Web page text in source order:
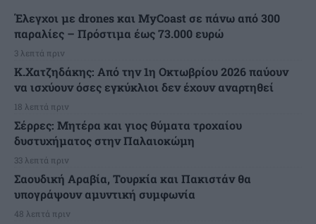
Έλεγχοι με drones και MyCoast σε πάνω από 300
παραλίες – Πρόστιμα έως 73.000 ευρώ
3 λεπτά πριν
Κ.Χατζηδάκης: Από την 1η Οκτωβρίου 2026 παύουν
να ισχύουν όσες εγκύκλιοι δεν έχουν αναρτηθεί
18 λεπτά πριν
Σέρρες: Μητέρα και γιος θύματα τροχαίου
δυστυχήματος στην Παλαιοκώμη
33 λεπτά πριν
Σαουδική Αραβία, Τουρκία και Πακιστάν θα
υπογράψουν αμυντική συμφωνία
48 λεπτά πριν